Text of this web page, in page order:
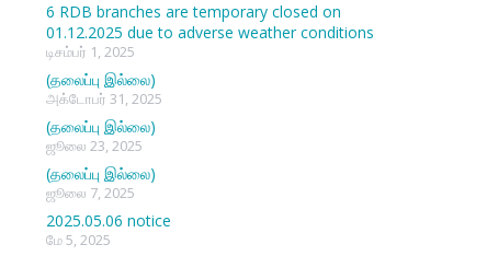
6 RDB branches are temporary closed on
01.12.2025 due to adverse weather conditions
டிசம்பர் 1, 2025
(தலைப்பு இல்லை)
அக்டோபர் 31, 2025
(தலைப்பு இல்லை)
ஜூலை 23, 2025
(தலைப்பு இல்லை)
ஜூலை 7, 2025
2025.05.06 notice
மே 5, 2025